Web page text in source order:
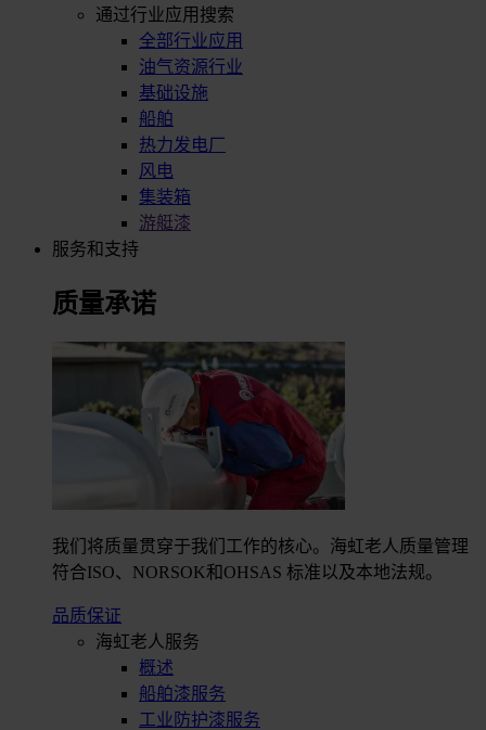
通过行业应用搜索
全部行业应用
油气资源行业
基础设施
船舶
热力发电厂
风电
集装箱
游艇漆
服务和支持
质量承诺
我们将质量贯穿于我们工作的核心。海虹老人质量管理
符合ISO、NORSOK和OHSAS 标准以及本地法规。
品质保证
海虹老人服务
概述
船舶漆服务
工业防护漆服务